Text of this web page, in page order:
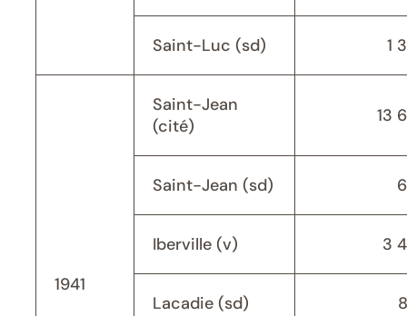
Saint-Luc (sd) 1
1941
Saint-Jean
(cité)
13
Saint-Jean (sd)
Iberville (v) 3
Lacadie (sd)